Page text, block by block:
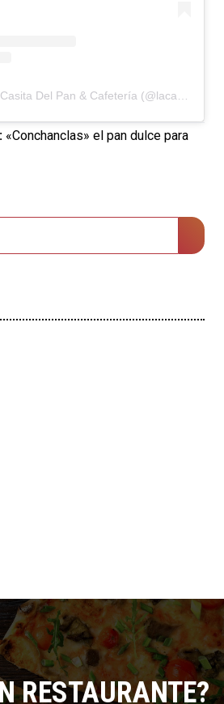
A post shared by La Casita Del Pan & Cafetería (@lacasitadelpan_ycafeteria)
«Conchanclas» el pan dulce para
RESTAURANTE?